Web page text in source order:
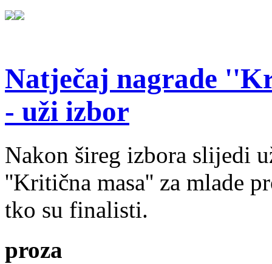
Natječaj nagrade
- uži izbor
Nakon šireg izbora slijedi
''Kritična masa'' za mlade
tko su finalisti.
proza